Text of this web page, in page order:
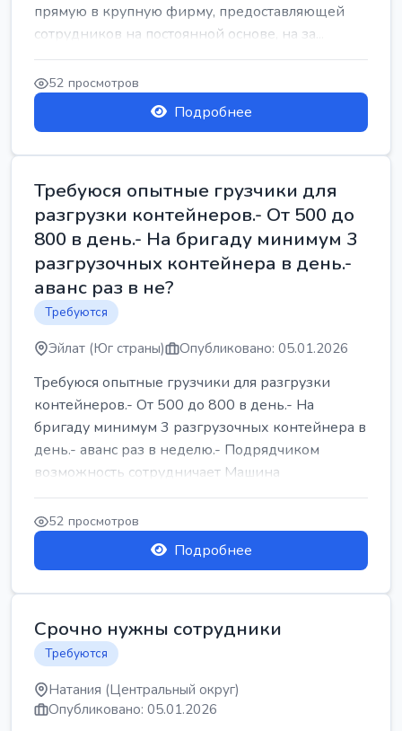
прямую в крупную фирму, предоставляющей
сотрудников на постоянной основе, на за...
52 просмотров
Подробнее
Требуюся опытные грузчики для
разгрузки контейнеров.- От 500 до
800 в день.- На бригаду минимум 3
разгрузочных контейнера в день.-
аванс раз в не?
Требуются
Эйлат (Юг страны) Опубликовано: 05.01.2026
Требуюся опытные грузчики для разгрузки
контейнеров.- От 500 до 800 в день.- На
бригаду минимум 3 разгрузочных контейнера в
день.- аванс раз в неделю.- Подрядчиком
возможность сотрудничает Машина
52 просмотров
Подробнее
Срочно нужны сотрудники
Требуются
Натания (Центральный округ)
Опубликовано: 05.01.2026